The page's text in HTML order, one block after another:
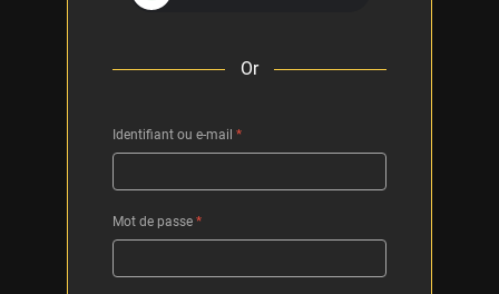
Or
Identifiant ou e-mail *
Mot de passe *